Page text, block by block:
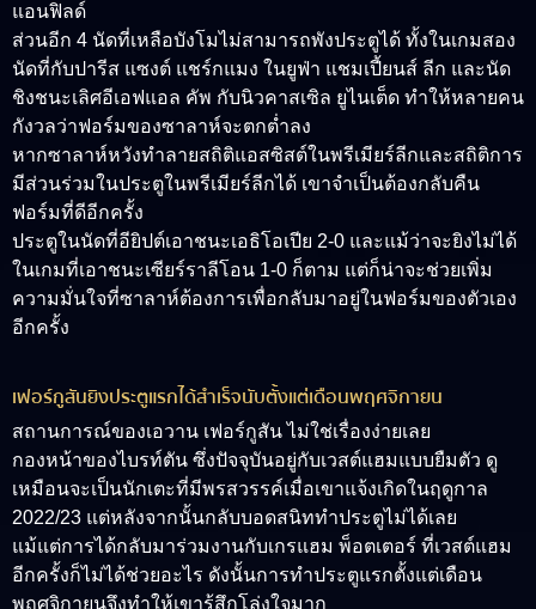
แอนฟิลด์
ส่วนอีก 4 นัดที่เหลือบังโมไม่สามารถพังประตูได้ ทั้งในเกมสอง
นัดที่กับปารีส แซงต์ แชร์กแมง ในยูฟ่า แชมเปี้ยนส์ ลีก และนัด
ชิงชนะเลิศอีเอฟแอล คัพ กับนิวคาสเซิล ยูไนเต็ด ทำให้หลายคน
กังวลว่าฟอร์มของซาลาห์จะตกต่ำลง
หากซาลาห์หวังทำลายสถิติแอสซิสต์ในพรีเมียร์ลีกและสถิติการ
มีส่วนร่วมในประตูในพรีเมียร์ลีกได้ เขาจำเป็นต้องกลับคืน
ฟอร์มที่ดีอีกครั้ง
ประตูในนัดที่อียิปต์เอาชนะเอธิโอเปีย 2-0 และแม้ว่าจะยิงไม่ได้
ในเกมที่เอาชนะเซียร์ราลีโอน 1-0 ก็ตาม แต่ก็น่าจะช่วยเพิ่ม
ความมั่นใจที่ซาลาห์ต้องการเพื่อกลับมาอยู่ในฟอร์มของตัวเอง
อีกครั้ง
เฟอร์กูสันยิงประตูแรกได้สำเร็จนับตั้งแต่เดือนพฤศจิกายน
สถานการณ์ของเอวาน เฟอร์กูสัน ไม่ใช่เรื่องง่ายเลย
กองหน้าของไบรท์ตัน ซึ่งปัจจุบันอยู่กับเวสต์แฮมแบบยืมตัว ดู
เหมือนจะเป็นนักเตะที่มีพรสวรรค์เมื่อเขาแจ้งเกิดในฤดูกาล
2022/23 แต่หลังจากนั้นกลับบอดสนิททำประตูไม่ได้เลย
แม้แต่การได้กลับมาร่วมงานกับเกรแฮม พ็อตเตอร์ ที่เวสต์แฮม
อีกครั้งก็ไม่ได้ช่วยอะไร ดังนั้นการทำประตูแรกตั้งแต่เดือน
พฤศจิกายนจึงทำให้เขารู้สึกโล่งใจมาก